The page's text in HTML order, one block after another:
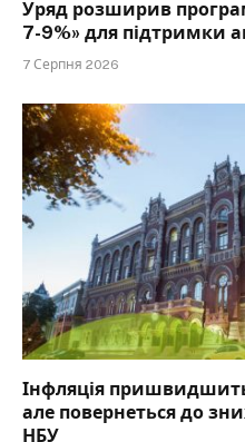
Уряд розширив
7-9%» для підтримки
7 Серпня 2026
Інфляція
але повернеться до
НБУ